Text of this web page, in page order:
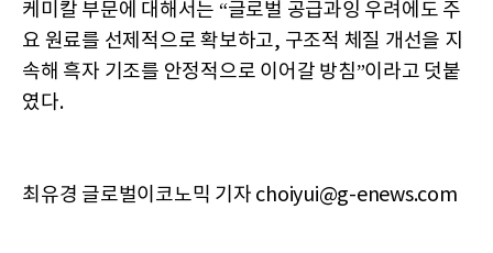
케미칼 부문에 대해서는 “글로벌 공급과잉 우려에도 주
요 원료를 선제적으로 확보하고, 구조적 체질 개선을 지
속해 흑자 기조를 안정적으로 이어갈 방침”이라고 덧붙
였다.
최유경 글로벌이코노믹 기자 choiyui@g-enews.com